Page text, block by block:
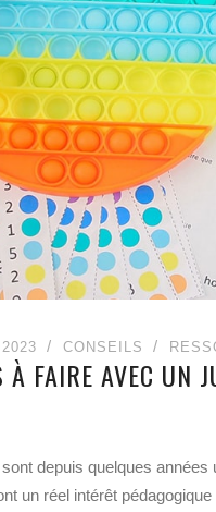
CONSEILS
FAIRE AVEC UN
depuis quelques
un réel intérêt